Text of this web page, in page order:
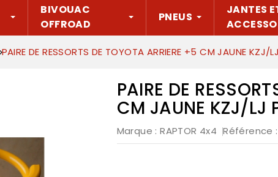
BIVOUAC
OFFROAD
PNEUS
JANTES
PAIRE DE RESSORTS DE TOYOTA ARRIERE +5 CM JAUNE KZJ/
PAIRE DE
CM JAUNE KZJ/LJ
Marque : RAPTOR 4x4 Référence